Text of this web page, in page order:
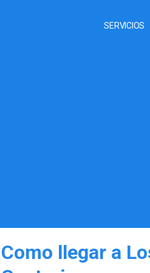
SERVICIOS
Como llegar a